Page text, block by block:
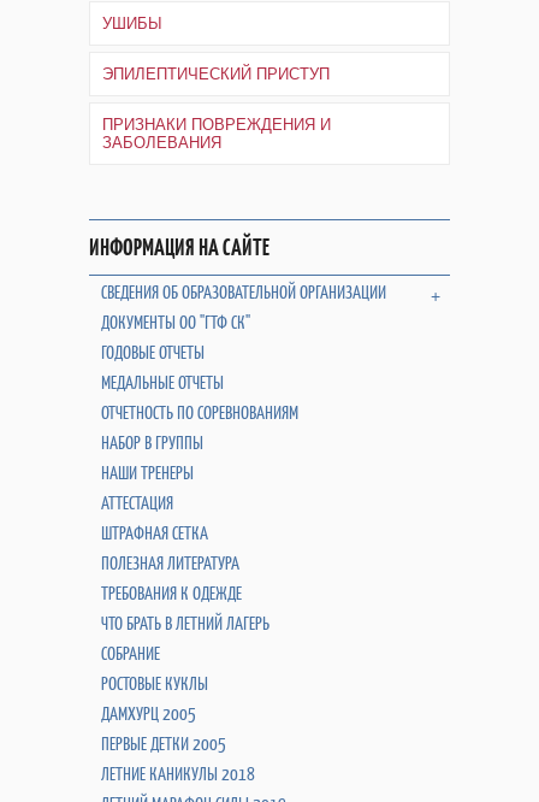
УШИБЫ
ЭПИЛЕПТИЧЕСКИЙ ПРИСТУП
ПРИЗНАКИ ПОВРЕЖДЕНИЯ И
ЗАБОЛЕВАНИЯ
ИНФОРМАЦИЯ НА САЙТЕ
+
СВЕДЕНИЯ ОБ ОБРАЗОВАТЕЛЬНОЙ ОРГАНИЗАЦИИ
ДОКУМЕНТЫ ОО "ГТФ СК"
ГОДОВЫЕ ОТЧЕТЫ
МЕДАЛЬНЫЕ ОТЧЕТЫ
ОТЧЕТНОСТЬ ПО СОРЕВНОВАНИЯМ
НАБОР В ГРУППЫ
НАШИ ТРЕНЕРЫ
АТТЕСТАЦИЯ
ШТРАФНАЯ СЕТКА
ПОЛЕЗНАЯ ЛИТЕРАТУРА
ТРЕБОВАНИЯ К ОДЕЖДЕ
ЧТО БРАТЬ В ЛЕТНИЙ ЛАГЕРЬ
СОБРАНИЕ
РОСТОВЫЕ КУКЛЫ
ДАМХУРЦ 2005
ПЕРВЫЕ ДЕТКИ 2005
ЛЕТНИЕ КАНИКУЛЫ 2018